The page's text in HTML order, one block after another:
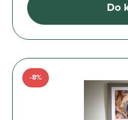
Do
-8%